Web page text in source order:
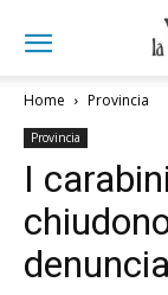
Home Provincia
Provincia
I